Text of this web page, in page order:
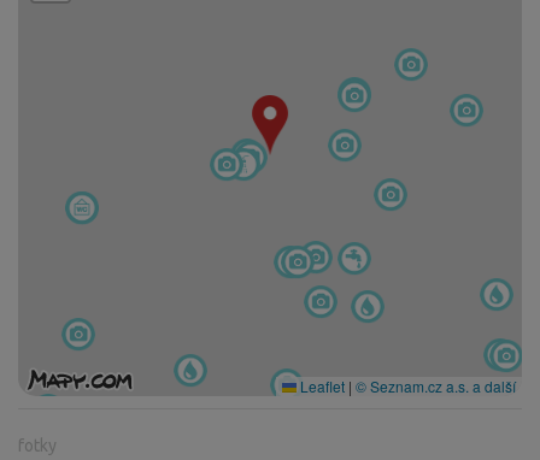
Leaflet | © Seznam.cz a.s. a další
fotky